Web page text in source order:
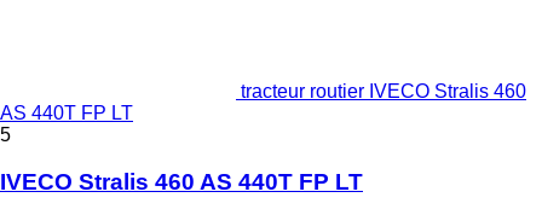
tracteur routier IVECO Stralis 460
AS 440T FP LT
5
IVECO Stralis 460 AS 440T FP LT